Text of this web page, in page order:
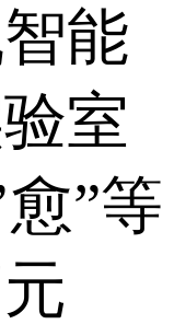
能
室
愈”等